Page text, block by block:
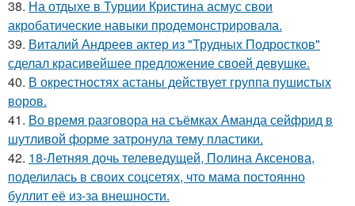
38. На отдыхе в Турции Кристина асмус свои
акробатические навыки продемонстрировала.
39. Виталий Андреев актер из "Трудных Подростков"
сделал красивейшее предложение своей девушке.
40. В окрестностях астаны действует группа пушистых
воров.
41. Во время разговора на съёмках Аманда сейфрид в
шутливой форме затронула тему пластики.
42. 18-Летняя дочь телеведущей, Полина Аксенова,
поделилась в своих соцсетях, что мама постоянно
буллит её из-за внешности.